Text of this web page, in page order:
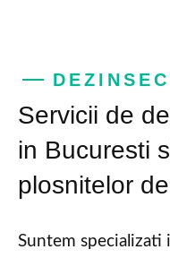
Servicii de
in Bucuresti
plosnitelor
Suntem specializati